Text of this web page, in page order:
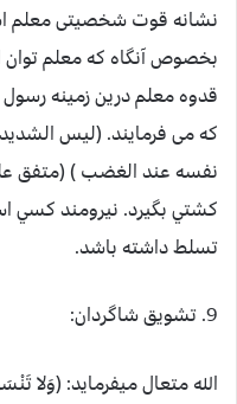
نشانه قوت شخصیتی
بخصوص آنگاه که معلم توان
قدوه معلم درین زمینه
که می فرمایند. (ليس
نفسه عند الغضب ) (متفق
کشتي بگيرد. نيرومند
تسلط داشته باشد.
9. تشویق شاگردان:
الله متعال میفرماید: (وَلا